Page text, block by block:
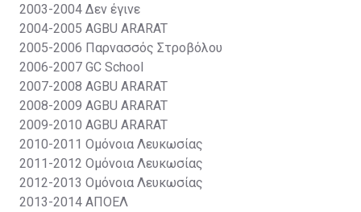
2003-2004 Δεν έγινε
2004-2005 AGBU ARARAT
2005-2006 Παρνασσός Στροβόλου
2006-2007 GC School
2007-2008 AGBU ARARAT
2008-2009 AGBU ARARAT
2009-2010 AGBU ARARAT
2010-2011 Ομόνοια Λευκωσίας
2011-2012 Ομόνοια Λευκωσίας
2012-2013 Ομόνοια Λευκωσίας
2013-2014 ΑΠΟΕΛ